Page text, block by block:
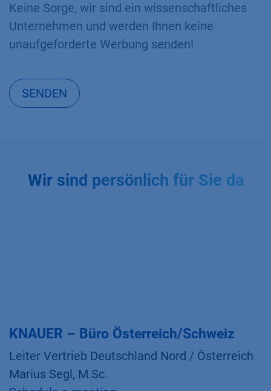
Keine Sorge, wir sind ein wissenschaftliches
Unternehmen und werden Ihnen keine
unaufgeforderte Werbung senden!
SENDEN
Wir sind persönlich für Sie da
KNAUER – Büro Österreich/Schweiz
Leiter Vertrieb Deutschland Nord / Österreich
Marius Segl, M.Sc.